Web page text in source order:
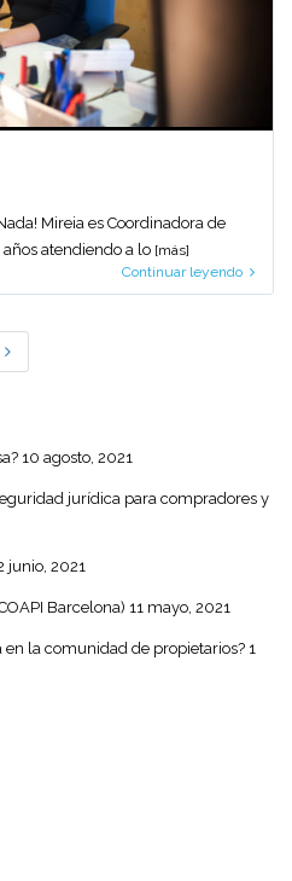
Mireia es Coordinadora de
atendiendo a lo [más]
Continuar leyendo
10 agosto, 2021
jurídica para compradores y
junio, 2021
Barcelona) 11 mayo, 2021
en la comunidad de propietarios? 1